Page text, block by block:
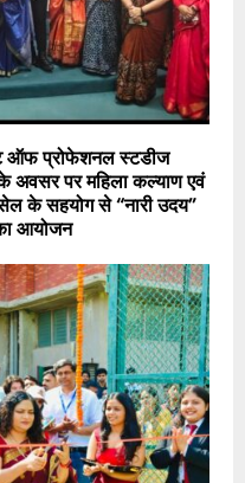
ऑफ प्रोफेशनल स्टडीज
अवसर पर महिला कल्याण एवं
सेल के सहयोग से “नारी उदय”
आयोजन